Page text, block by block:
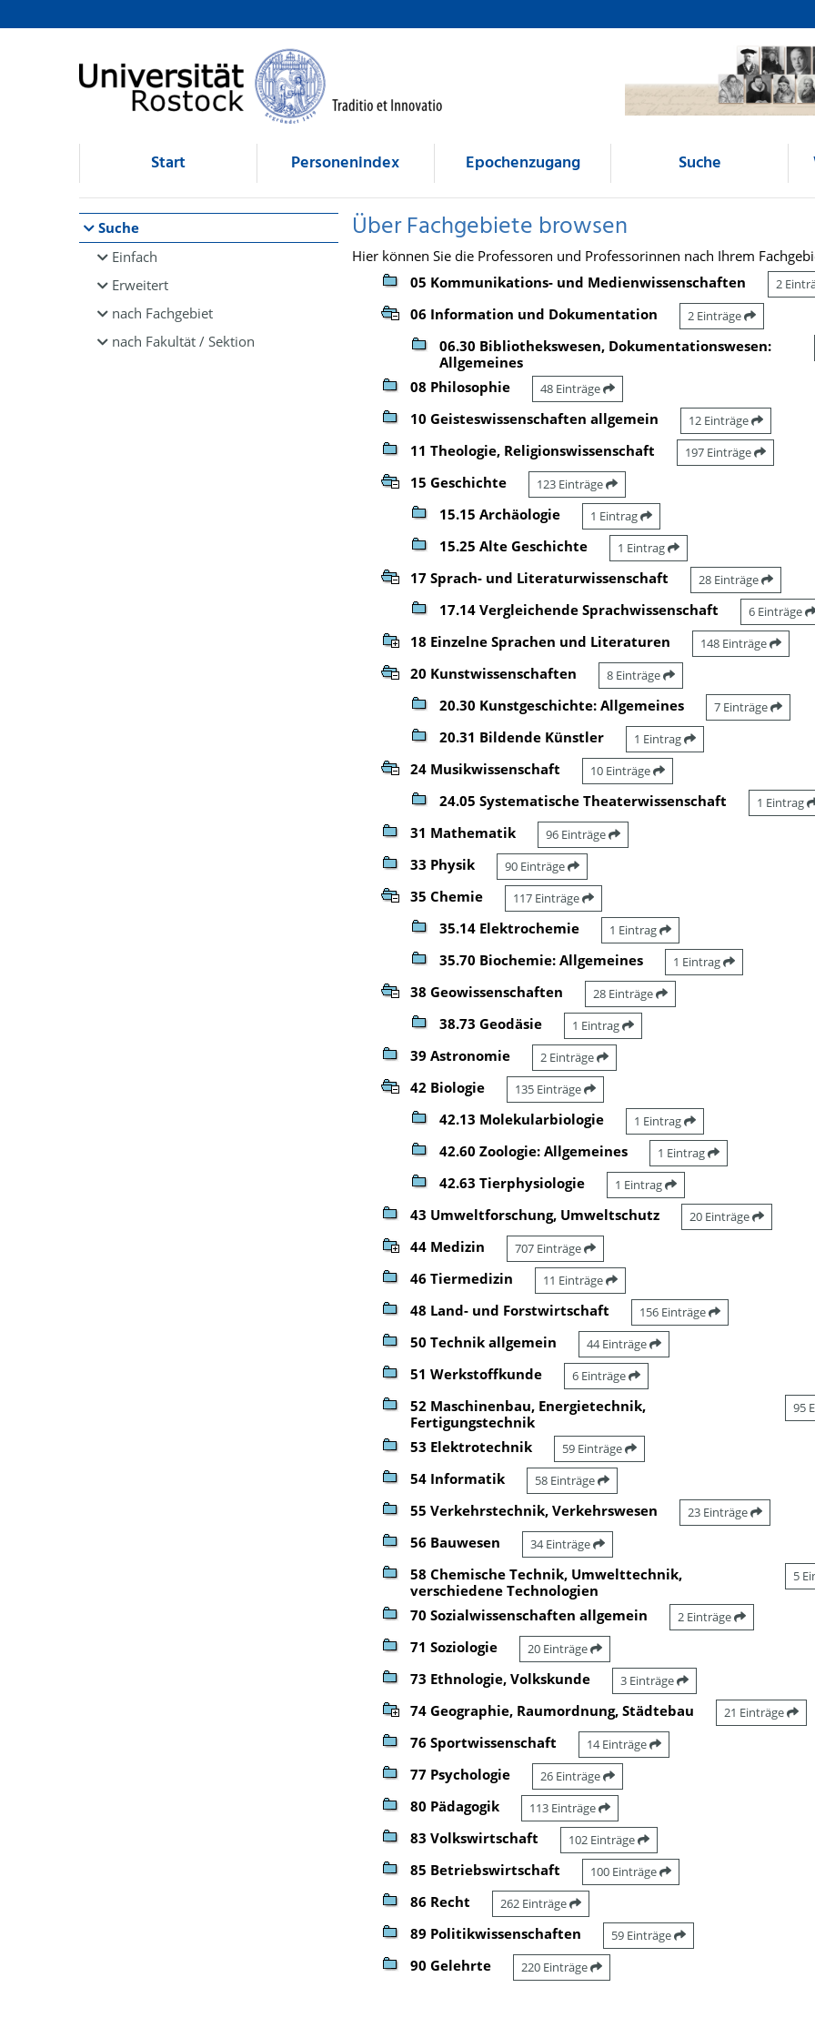
Browsen
direkt zum Inhalt
Start Personenindex Epochenzugang Suche
Suche
Einfach
Erweitert
nach Fachgebiet
nach Fakultät / Sektion
Über Fachgebiete browsen
Hier können Sie die Professoren und Professorinnen nach Ihrem
05 Kommunikations- und Medienwissenschaften
2
06 Information und Dokumentation 2 Einträge
06.30 Bibliothekswesen, Dokumentationswesen:
Allgemeines
08 Philosophie 48 Einträge
10 Geisteswissenschaften allgemein 12 Einträge
11 Theologie, Religionswissenschaft 197 Einträge
15 Geschichte 123 Einträge
15.15 Archäologie 1 Eintrag
15.25 Alte Geschichte 1 Eintrag
17 Sprach- und Literaturwissenschaft 28 Einträge
17.14 Vergleichende Sprachwissenschaft 6 Einträge
18 Einzelne Sprachen und Literaturen 148 Einträge
20 Kunstwissenschaften 8 Einträge
20.30 Kunstgeschichte: Allgemeines 7 Einträge
20.31 Bildende Künstler 1 Eintrag
24 Musikwissenschaft 10 Einträge
24.05 Systematische Theaterwissenschaft 1 Eintrag
31 Mathematik 96 Einträge
33 Physik 90 Einträge
35 Chemie 117 Einträge
35.14 Elektrochemie 1 Eintrag
35.70 Biochemie: Allgemeines 1 Eintrag
38 Geowissenschaften 28 Einträge
38.73 Geodäsie 1 Eintrag
39 Astronomie 2 Einträge
42 Biologie 135 Einträge
42.13 Molekularbiologie 1 Eintrag
42.60 Zoologie: Allgemeines 1 Eintrag
42.63 Tierphysiologie 1 Eintrag
43 Umweltforschung, Umweltschutz 20 Einträge
44 Medizin 707 Einträge
46 Tiermedizin 11 Einträge
48 Land- und Forstwirtschaft 156 Einträge
50 Technik allgemein 44 Einträge
51 Werkstoffkunde 6 Einträge
52 Maschinenbau, Energietechnik,
Fertigungstechnik
95
53 Elektrotechnik 59 Einträge
54 Informatik 58 Einträge
55 Verkehrstechnik, Verkehrswesen 23 Einträge
56 Bauwesen 34 Einträge
58 Chemische Technik, Umwelttechnik,
verschiedene Technologien
5
70 Sozialwissenschaften allgemein 2 Einträge
71 Soziologie 20 Einträge
73 Ethnologie, Volkskunde 3 Einträge
74 Geographie, Raumordnung, Städtebau 21 Einträge
76 Sportwissenschaft 14 Einträge
77 Psychologie 26 Einträge
80 Pädagogik 113 Einträge
83 Volkswirtschaft 102 Einträge
85 Betriebswirtschaft 100 Einträge
86 Recht 262 Einträge
89 Politikwissenschaften 59 Einträge
90 Gelehrte 220 Einträge